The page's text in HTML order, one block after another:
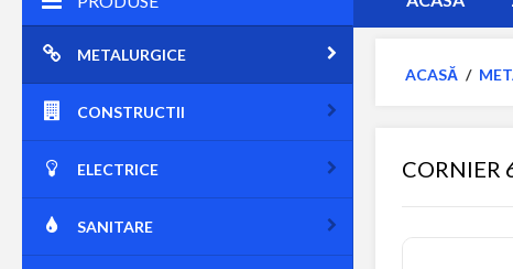
METALURGICE
CONSTRUCTII
ELECTRICE
SANITARE
ACASĂ /
CORNIER